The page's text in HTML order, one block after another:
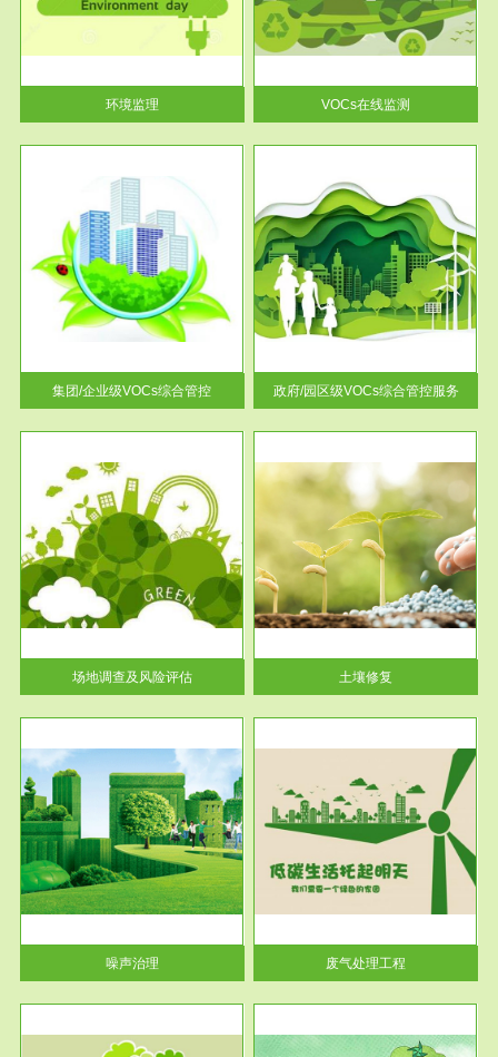
环境监理
根据《重点区域大气污染防
治“十二五”规划》有机废气净化
率达...
VOCs在线监测
集团/企业级VOCs综合管控
服务范围
政府/园区级VOCs综合管控服务
根据《石化行业挥发性有机物综
合整治方案》文件要求，到2017
年，全...
政府/园区级VOCs综合管控服务
场地调查及风险评估
服务范围
土壤修复
土壤修复
噪声治理
服务范围
废气处理工程
废气处理工程